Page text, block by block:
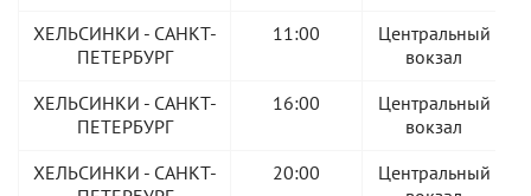
ХЕЛЬСИНКИ - САНКТ-
ПЕТЕРБУРГ
11:00
Центральный
вокзал
ХЕЛЬСИНКИ - САНКТ-
ПЕТЕРБУРГ
16:00
Центральный
вокзал
ХЕЛЬСИНКИ - САНКТ-
20:00
Центральный